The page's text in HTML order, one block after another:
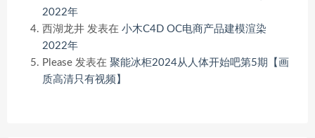
2022年
西湖龙井 发表在 小木C4D OC电商产品建模渲染
2022年
Please 发表在 聚能冰柜2024从人体开始吧第5期【画
质高清只有视频】